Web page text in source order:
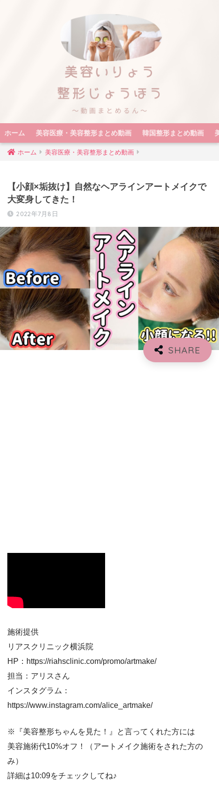
ホーム 美容医療・美容整形まとめ動画 韓国整形まとめ動画
ホーム 美容医療・美容整形まとめ動画
【小顔×垢抜け】自然なヘアラインアートメイクで
大変身してきた！
2022年7月8日
施術提供
リアスクリニック横浜院
HP：https://riahsclinic.com/promo/artmake/
担当：アリスさん
インスタグラム：
https://www.instagram.com/alice_artmake/
※『美容整形ちゃんを見た！』と言ってくれた方には
美容施術代10%オフ！（アートメイク施術をされた方の
み）
詳細は10:09をチェックしてね♪